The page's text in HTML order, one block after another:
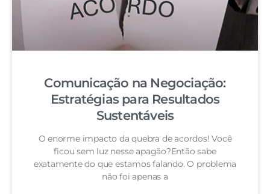
Comunicação na Negociação:
Estratégias para Resultados
Sustentáveis
O enorme impacto da quebra de acordos! Você
ficou sem luz nesse apagão?Então sabe
exatamente do que estamos falando. O problema
não foi apenas a